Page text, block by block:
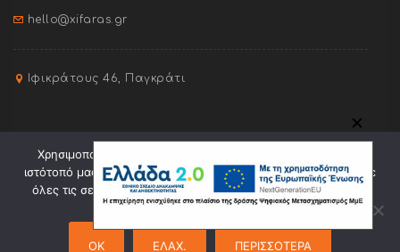
hello@xifaras.gr
Ιφικράτους 46, Παγκράτι
Χρησιμοποιούμε cookies για την καλύτερη πλοήγηση στον
ιστότοπό μας. Πατώντας "Οk" συναινείτε στη χρήση cookies σε
όλες τις σελίδες του. Πατώντας "Ελαχ." θα γίνει χρήση μόνο
ορισμένων cookies.
OK ΕΛΑΧ. ΠΕΡΙΣΣΟΤΕΡΑ
✕